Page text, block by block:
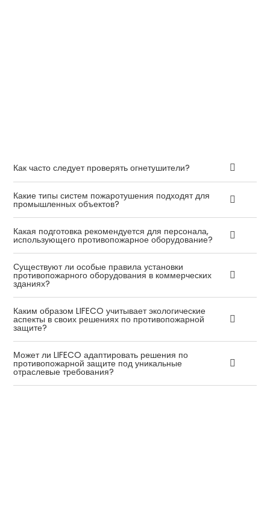
Как часто следует проверять огнетушители?
Какие типы систем пожаротушения подходят для
промышленных объектов?
Какая подготовка рекомендуется для персонала,
использующего противопожарное оборудование?
Существуют ли особые правила установки
противопожарного оборудования в коммерческих
зданиях?
Каким образом LIFECO учитывает экологические
аспекты в своих решениях по противопожарной
защите?
Может ли LIFECO адаптировать решения по
противопожарной защите под уникальные
отраслевые требования?